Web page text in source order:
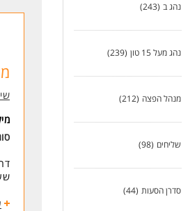
נהג ב (243)
נהג מעל 15 טון (239)
מנהל הפצה (212)
שליחים (98)
סדרן הסעות (44)
-
-
-
-
-